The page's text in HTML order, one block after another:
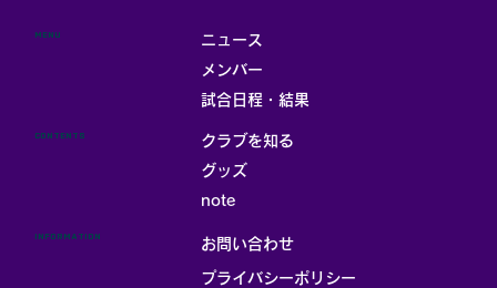
ニュース
メンバー
試合日程・結果
MENU
クラブを知る
グッズ
note
CONTENTS
お問い合わせ
プライバシーポリシー
INFORMATION